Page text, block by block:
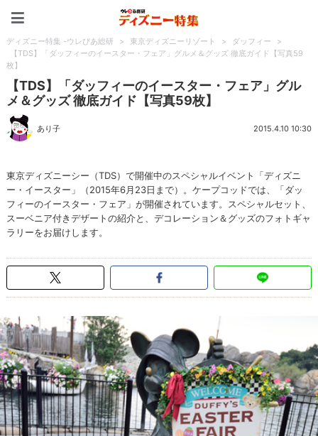
ディズニー特集 -ウレぴあ総研 > 東京ディズニーリゾート > ダッフィー
>
【TDS】「ダッフィーのイースター・フェア」グルメ＆グッズ 徹底ガイド【写真59
枚】
【TDS】「ダッフィーのイースター・フェア」グル
メ＆グッズ 徹底ガイド【写真59枚】
あり子 2015.4.10 10:30
東京ディズニーシー（TDS）で開催中のスペシャルイベント「ディズニ
ー・イースター」（2015年6月23日まで）。ケープコッドでは、「ダッ
フィーのイースター・フェア」が開催されています。スペシャルセット、
スーベニア付きデザートの紹介と、デコレーション＆グッズのフォトギャ
ラリーをお届けします。